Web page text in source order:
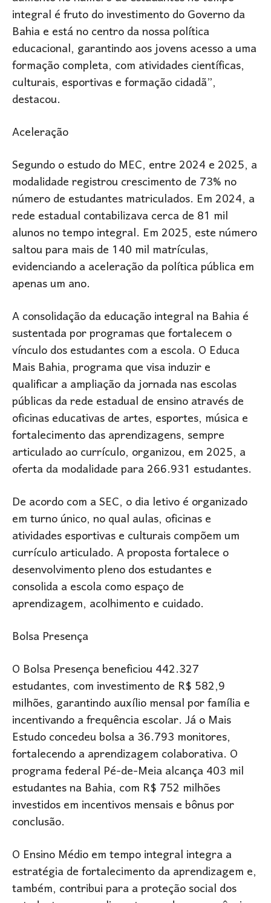
integral é fruto do investimento do Governo da
Bahia e está no centro da nossa política
educacional, garantindo aos jovens acesso a uma
formação completa, com atividades científicas,
culturais, esportivas e formação cidadã”,
destacou.
Aceleração
Segundo o estudo do MEC, entre 2024 e 2025, a
modalidade registrou crescimento de 73% no
número de estudantes matriculados. Em 2024, a
rede estadual contabilizava cerca de 81 mil
alunos no tempo integral. Em 2025, este número
saltou para mais de 140 mil matrículas,
evidenciando a aceleração da política pública em
apenas um ano.
A consolidação da educação integral na Bahia é
sustentada por programas que fortalecem o
vínculo dos estudantes com a escola. O Educa
Mais Bahia, programa que visa induzir e
qualificar a ampliação da jornada nas escolas
públicas da rede estadual de ensino através de
oficinas educativas de artes, esportes, música e
fortalecimento das aprendizagens, sempre
articulado ao currículo, organizou, em 2025, a
oferta da modalidade para 266.931 estudantes.
De acordo com a SEC, o dia letivo é organizado
em turno único, no qual aulas, oficinas e
atividades esportivas e culturais compõem um
currículo articulado. A proposta fortalece o
desenvolvimento pleno dos estudantes e
consolida a escola como espaço de
aprendizagem, acolhimento e cuidado.
Bolsa Presença
O Bolsa Presença beneficiou 442.327
estudantes, com investimento de R$ 582,9
milhões, garantindo auxílio mensal por família e
incentivando a frequência escolar. Já o Mais
Estudo concedeu bolsa a 36.793 monitores,
fortalecendo a aprendizagem colaborativa. O
programa federal Pé-de-Meia alcança 403 mil
estudantes na Bahia, com R$ 752 milhões
investidos em incentivos mensais e bônus por
conclusão.
O Ensino Médio em tempo integral integra a
estratégia de fortalecimento da aprendizagem e,
também, contribui para a proteção social dos